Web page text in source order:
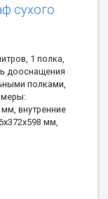
сухого
1 полка,
дооснащения
полками,
внутренние
мм,